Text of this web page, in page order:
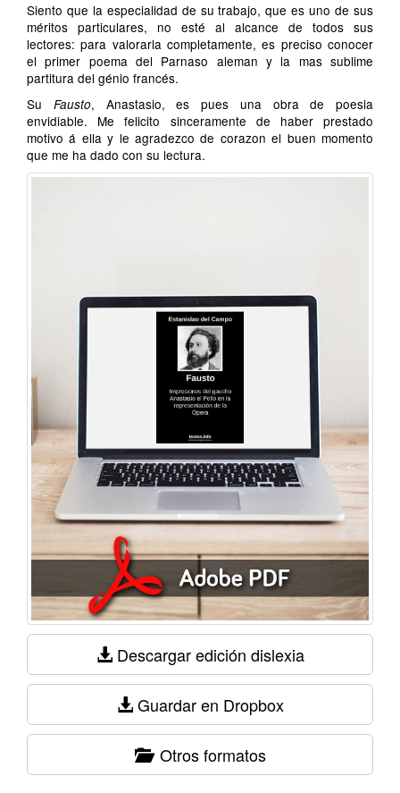
Siento que la especialidad de su trabajo, que es uno de sus
méritos particulares, no esté al alcance de todos sus
lectores: para valorarla completamente, es preciso conocer
el primer poema del Parnaso aleman y la mas sublime
partitura del génio francés.
Su Fausto, Anastasio, es pues una obra de poesia
envidiable. Me felicito sinceramente de haber prestado
motivo á ella y le agradezco de corazon el buen momento
que me ha dado con su lectura.
Descargar edición dislexia
Guardar en Dropbox
Otros formatos